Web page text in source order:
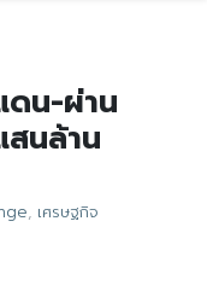
น-ผ่าน
นล้าน
, เศรษฐกิจ